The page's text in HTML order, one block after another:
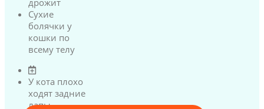
дрожит
Сухие
болячки у
кошки по
всему телу
У кота плохо
ходят задние
лапы